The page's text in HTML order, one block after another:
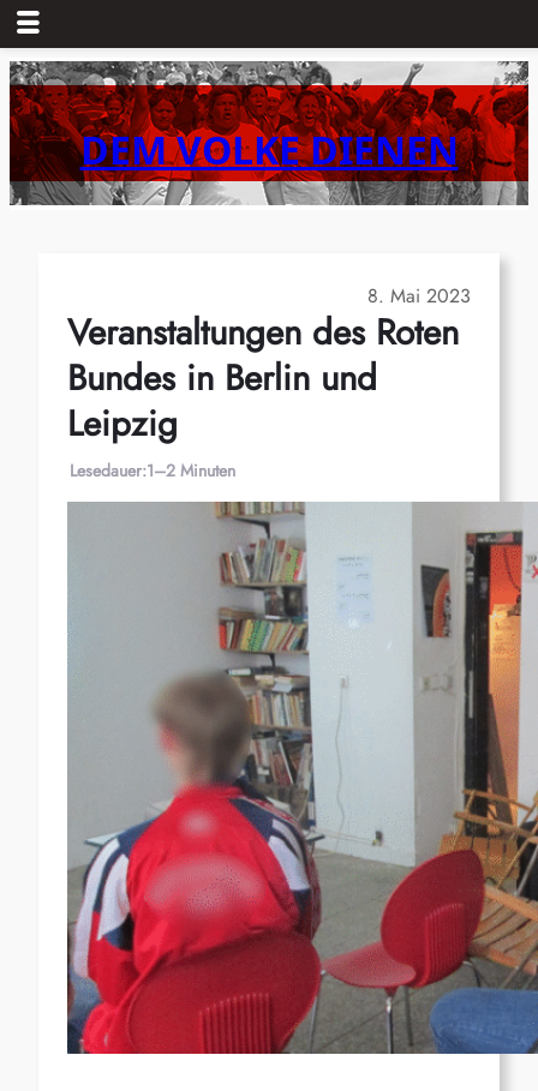
Zum
Inhalt
springenDEM VOLKE DIENEN
8. Mai 2023
Veranstaltungen des Roten
Bundes in Berlin und
Leipzig
Lesedauer:1–2 Minuten